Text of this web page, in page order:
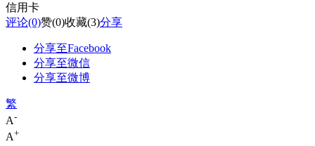
信用卡
评论(0)赞(0)收藏(3)分享
分享至Facebook
分享至微信
分享至微博
繁
A-
A+